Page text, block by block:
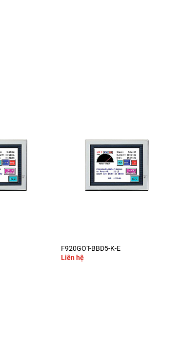
F920GOT-BBD5-K-E
Liên hệ